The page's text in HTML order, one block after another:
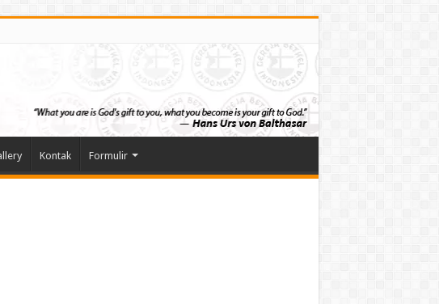
Kontak Formulir